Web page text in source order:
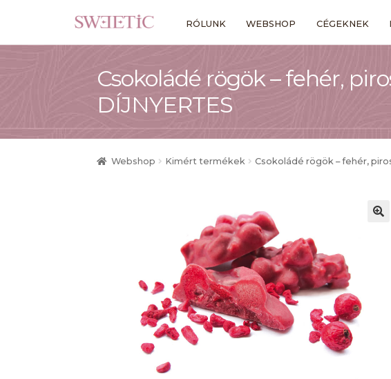
a
navigációhoz
a
tartalomba
RÓLUNK WEBSHOP CÉGEKNEK
Csokoládé rögök – fehér,
DÍJNYERTES
Webshop Kimért termékek Csokoládé rögök – fehér,